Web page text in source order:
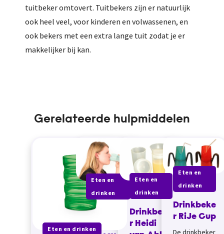
tuitbeker omtovert. Tuitbekers zijn er natuurlijk
ook heel veel, voor kinderen en volwassenen, en
ook bekers met een extra lange tuit zodat je er
makkelijker bij kan.
Gerelateerde hulpmiddelen
Eten en drinken
Eten en
drinken
Gevormde
drinkbeke
Eten en
drinken
Drinkbeke
r Heidi
Eten en
drinken
Drinkbeke
r RiJe Cup
De drinkbeker